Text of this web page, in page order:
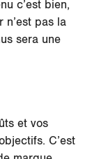
c’est bien,
pas la
sera une
et vos
C’est